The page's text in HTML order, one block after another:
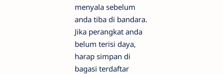
menyala sebelum
anda tiba di bandara.
Jika perangkat anda
belum terisi daya,
harap simpan di
bagasi terdaftar